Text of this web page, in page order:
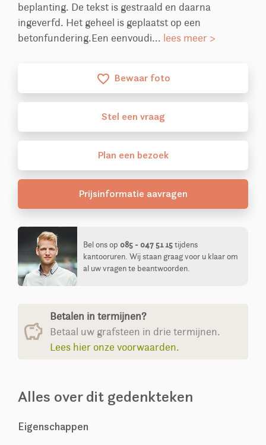
beplanting. De tekst is gestraald en daarna
ingeverfd. Het geheel is geplaatst op een
betonfundering.Een eenvoudi... lees meer >
favorite_border Bewaar foto
Stel een vraag
Plan een bezoek
Prijsinformatie aavragen
Bel ons op 085 - 047 51 15tijdens
kantooruren. Wij staan graag voor u klaar om
al uw vragen te beantwoorden.
Betalen in termijnen?
Betaal uw grafsteen in drie termijnen.
Lees hier onze voorwaarden.
Alles over dit gedenkteken
Eigenschappen